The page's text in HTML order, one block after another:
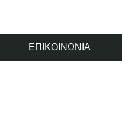
ΕΠΙΚΟΙΝΩΝΊΑ